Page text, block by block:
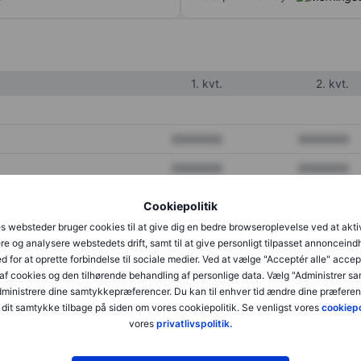
Cookiepolitik
websteder bruger cookies til at give dig en bedre browseroplevelse ved at
og analysere webstedets drift, samt til at give personligt tilpasset
for at oprette forbindelse til sociale medier. Ved at vælge "Acceptér alle"
cookies og den tilhørende behandling af personlige data. Vælg "Administrer
dine samtykkepræferencer. Du kan til enhver tid ændre dine
samtykke tilbage på siden om vores cookiepolitik. Se venligst vores
vores privatlivspolitik.
1. kvt. 2. kvt.
XXXXXXX XXXXXXX
XXXXXXX